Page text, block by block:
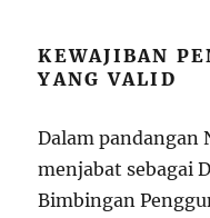
KEWAJIBAN
YANG VALID
Dalam pandangan
menjabat sebagai
Bimbingan